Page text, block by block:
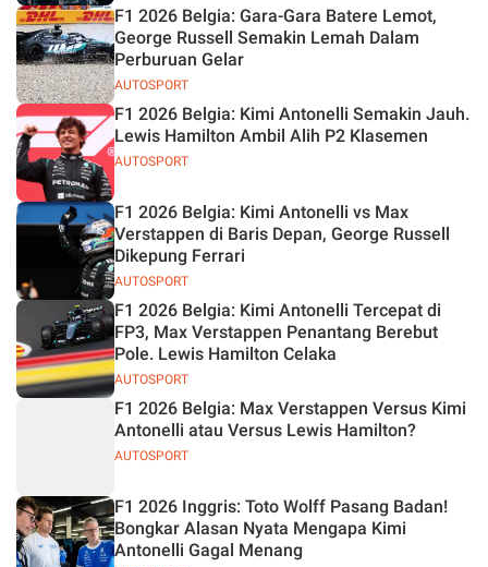
AUTOSPORT
F1 2026 Belgia: Gara-Gara Batere Lemot,
George Russell Semakin Lemah Dalam
Perburuan Gelar
AUTOSPORT
F1 2026 Belgia: Kimi Antonelli Semakin Jauh.
Lewis Hamilton Ambil Alih P2 Klasemen
AUTOSPORT
F1 2026 Belgia: Kimi Antonelli vs Max
Verstappen di Baris Depan, George Russell
Dikepung Ferrari
AUTOSPORT
F1 2026 Belgia: Kimi Antonelli Tercepat di
FP3, Max Verstappen Penantang Berebut
Pole. Lewis Hamilton Celaka
AUTOSPORT
F1 2026 Belgia: Max Verstappen Versus Kimi
Antonelli atau Versus Lewis Hamilton?
F1 2026 Inggris: Toto Wolff Pasang Badan!
Bongkar Alasan Nyata Mengapa Kimi
Antonelli Gagal Menang